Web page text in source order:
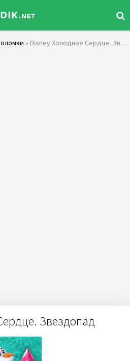
» Disney Холодное Сердце. Звездопад
Звездопад